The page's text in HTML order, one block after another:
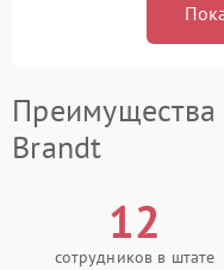
Преимущества
Brandt
12
сотрудников в штате